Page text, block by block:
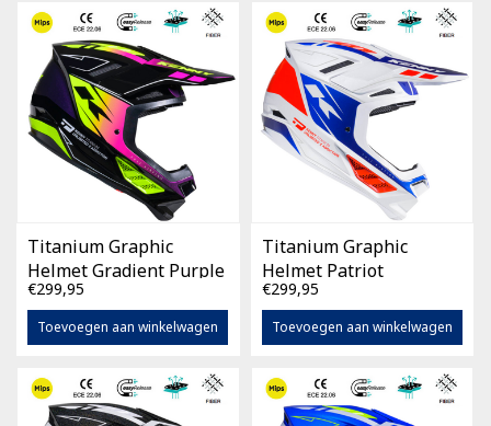
Titanium Graphic
Helmet Gradient Purple
€299,95
Toevoegen aan winkelwagen
Titanium Graphic
Helmet Patriot
€299,95
Toevoegen aan winkelwagen